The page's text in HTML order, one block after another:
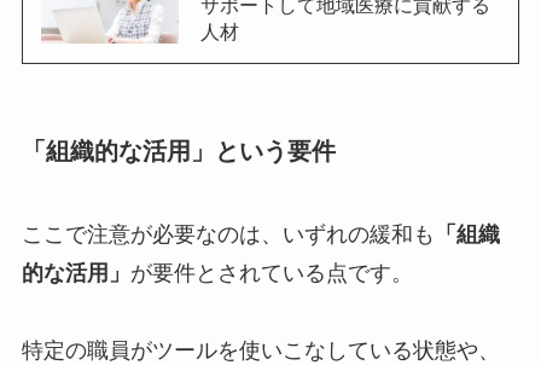
サポートして地域医療に貢献する
人材
「組織的な活用」という要件
ここで注意が必要なのは、いずれの緩和も
「組織
的な活用」 が要件とされている点です。
特定の職員がツールを使いこなしている状態や、